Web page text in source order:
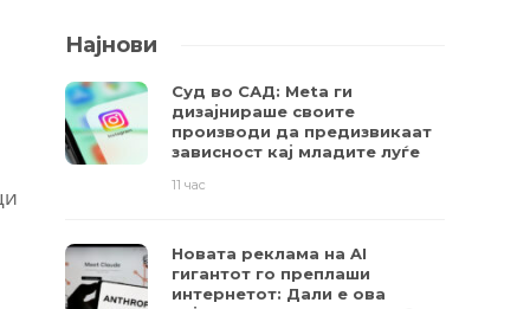
Најнови
Суд во САД: Meta ги
дизајнираше своите
производи да предизвикаат
зависност кај младите луѓе
11 час
Новата реклама на AI
гигантот го преплаши
интернетот: Дали е ова